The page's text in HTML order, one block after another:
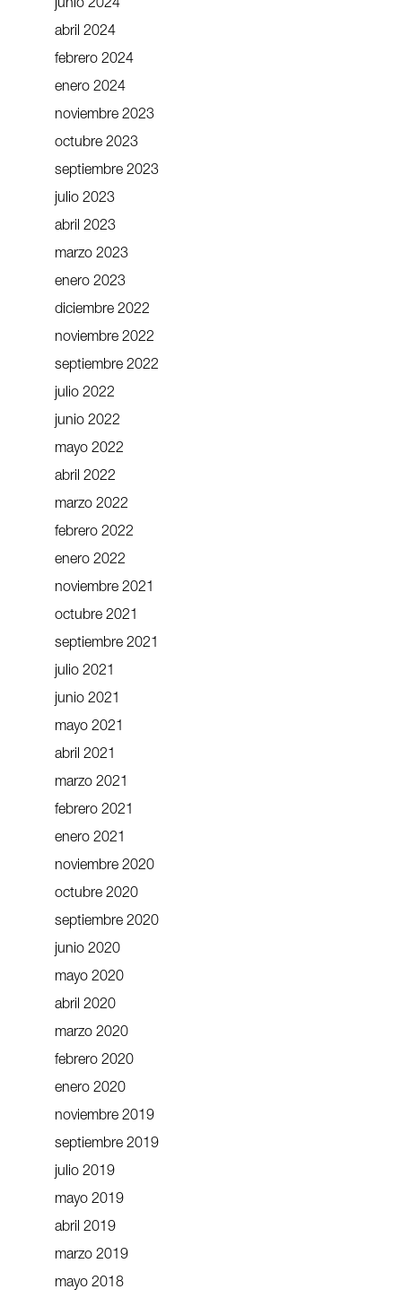
junio 2024
abril 2024
febrero 2024
enero 2024
noviembre 2023
octubre 2023
septiembre 2023
julio 2023
abril 2023
marzo 2023
enero 2023
diciembre 2022
noviembre 2022
septiembre 2022
julio 2022
junio 2022
mayo 2022
abril 2022
marzo 2022
febrero 2022
enero 2022
noviembre 2021
octubre 2021
septiembre 2021
julio 2021
junio 2021
mayo 2021
abril 2021
marzo 2021
febrero 2021
enero 2021
noviembre 2020
octubre 2020
septiembre 2020
junio 2020
mayo 2020
abril 2020
marzo 2020
febrero 2020
enero 2020
noviembre 2019
septiembre 2019
julio 2019
mayo 2019
abril 2019
marzo 2019
mayo 2018